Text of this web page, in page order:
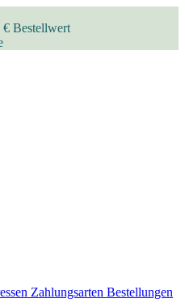
€ Bestellwert
Zahlungsarten Bestellungen